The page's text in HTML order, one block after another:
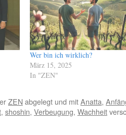
Wer bin ich wirklich?
März 15, 2025
In "ZEN"
ZENabgelegt und mitAnatta,
, shoshin, Verbeugung, Wachheit